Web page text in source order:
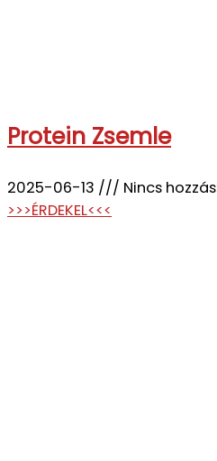
Protein Zsemle
2025-06-13
Nincs
>>>ÉRDEKEL<<<